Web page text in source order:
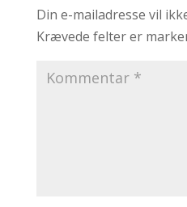
Din e-mailadresse vil
Krævede felter er